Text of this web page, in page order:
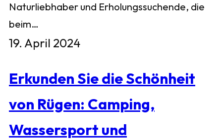
Naturliebhaber und Erholungssuchende, die
beim…
19. April 2024
Erkunden Sie die Schönheit
von Rügen: Camping,
Wassersport und